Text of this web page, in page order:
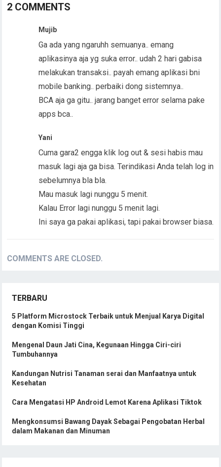
2 COMMENTS
Mujib
Ga ada yang ngaruhh semuanya.. emang
aplikasinya aja yg suka error.. udah 2 hari gabisa
melakukan transaksi.. payah emang aplikasi bni
mobile banking.. perbaiki dong sistemnya..
BCA aja ga gitu.. jarang banget error selama pake
apps bca..
Yani
Cuma gara2 engga klik log out & sesi habis mau
masuk lagi aja ga bisa. Terindikasi Anda telah log in
sebelumnya bla bla.
Mau masuk lagi nunggu 5 menit.
Kalau Error lagi nunggu 5 menit lagi.
Ini saya ga pakai aplikasi, tapi pakai browser biasa.
COMMENTS ARE CLOSED.
TERBARU
5 Platform Microstock Terbaik untuk Menjual Karya Digital
dengan Komisi Tinggi
Mengenal Daun Jati Cina, Kegunaan Hingga Ciri-ciri
Tumbuhannya
Kandungan Nutrisi Tanaman serai dan Manfaatnya untuk
Kesehatan
Cara Mengatasi HP Android Lemot Karena Aplikasi Tiktok
Mengkonsumsi Bawang Dayak Sebagai Pengobatan Herbal
dalam Makanan dan Minuman